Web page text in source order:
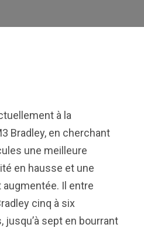
à la
Bradley, en cherchant
une meilleure
en hausse et une
Il entre
cinq à six
sept en bourrant